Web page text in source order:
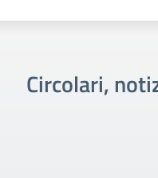
Circolari,